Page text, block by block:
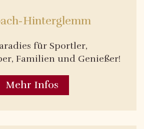
Hinterglemm
für Sportler,
Familien und Genießer!
Mehr Infos